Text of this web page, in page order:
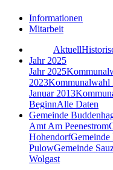
Informationen
Mitarbeit
Aktuell
Jahr 2025
Jahr 2025
2023Kommunalwahl
Januar 2013
BeginnAlle Daten
Gemeinde
Amt Am Peenestrom
Hohendorf
PulowGemeinde
Wolgast